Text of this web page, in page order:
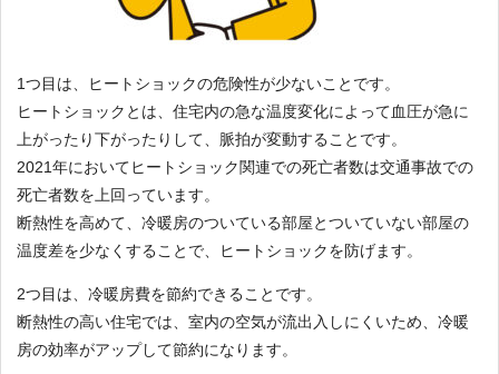
1つ目は、ヒートショックの危険性が少ないことです。
ヒートショックとは、住宅内の急な温度変化によって血圧が急に
上がったり下がったりして、脈拍が変動することです。
2021年においてヒートショック関連での死亡者数は交通事故での
死亡者数を上回っています。
断熱性を高めて、冷暖房のついている部屋とついていない部屋の
温度差を少なくすることで、ヒートショックを防げます。
2つ目は、冷暖房費を節約できることです。
断熱性の高い住宅では、室内の空気が流出入しにくいため、冷暖
房の効率がアップして節約になります。